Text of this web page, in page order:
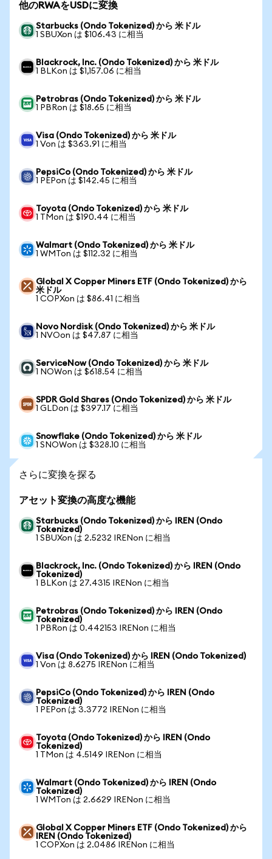
他のRWAをUSDに変換
Starbucks (Ondo Tokenized) から 米ドル
1 SBUXon は $106.43 に相当
Blackrock, Inc. (Ondo Tokenized) から 米ドル
1 BLKon は $1,157.06 に相当
Petrobras (Ondo Tokenized) から 米ドル
1 PBRon は $18.65 に相当
Visa (Ondo Tokenized) から 米ドル
1 Von は $363.91 に相当
PepsiCo (Ondo Tokenized) から 米ドル
1 PEPon は $142.45 に相当
Toyota (Ondo Tokenized) から 米ドル
1 TMon は $190.44 に相当
Walmart (Ondo Tokenized) から 米ドル
1 WMTon は $112.32 に相当
Global X Copper Miners ETF (Ondo Tokenized) から
米ドル
1 COPXon は $86.41 に相当
Novo Nordisk (Ondo Tokenized) から 米ドル
1 NVOon は $47.87 に相当
ServiceNow (Ondo Tokenized) から 米ドル
1 NOWon は $618.54 に相当
SPDR Gold Shares (Ondo Tokenized) から 米ドル
1 GLDon は $397.17 に相当
Snowflake (Ondo Tokenized) から 米ドル
1 SNOWon は $328.10 に相当
さらに変換を探る
アセット変換の高度な機能
Starbucks (Ondo Tokenized) から IREN (Ondo
Tokenized)
1 SBUXon は 2.5232 IRENon に相当
Blackrock, Inc. (Ondo Tokenized) から IREN (Ondo
Tokenized)
1 BLKon は 27.4315 IRENon に相当
Petrobras (Ondo Tokenized) から IREN (Ondo
Tokenized)
1 PBRon は 0.442153 IRENon に相当
Visa (Ondo Tokenized) から IREN (Ondo Tokenized)
1 Von は 8.6275 IRENon に相当
PepsiCo (Ondo Tokenized) から IREN (Ondo
Tokenized)
1 PEPon は 3.3772 IRENon に相当
Toyota (Ondo Tokenized) から IREN (Ondo
Tokenized)
1 TMon は 4.5149 IRENon に相当
Walmart (Ondo Tokenized) から IREN (Ondo
Tokenized)
1 WMTon は 2.6629 IRENon に相当
Global X Copper Miners ETF (Ondo Tokenized) から
IREN (Ondo Tokenized)
1 COPXon は 2.0486 IRENon に相当